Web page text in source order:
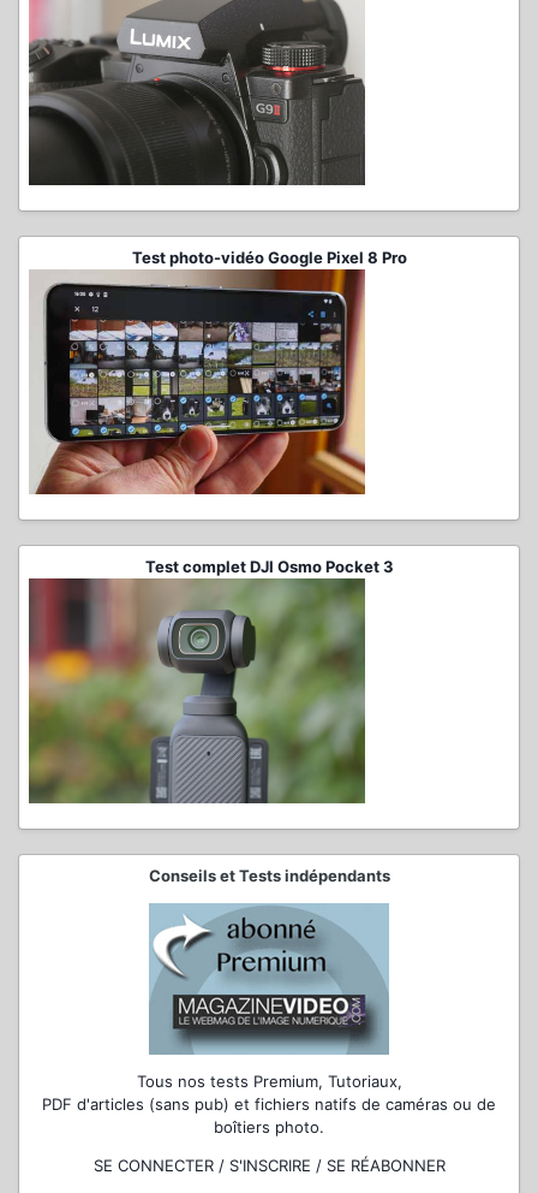
Test photo-vidéo Google Pixel 8 Pro
Test complet DJI Osmo Pocket 3
Conseils et Tests indépendants
Tous nos tests Premium, Tutoriaux,
PDF d'articles (sans pub) et fichiers natifs de caméras ou de
boîtiers photo.
SE CONNECTER / S'INSCRIRE / SE RÉABONNER